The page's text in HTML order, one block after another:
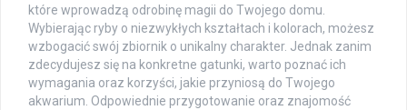
które wprowadzą odrobinę magii do Twojego domu.
Wybierając ryby o niezwykłych kształtach i kolorach, możesz
wzbogacić swój zbiornik o unikalny charakter. Jednak zanim
zdecydujesz się na konkretne gatunki, warto poznać ich
wymagania oraz korzyści, jakie przyniosą do Twojego
akwarium. Odpowiednie przygotowanie oraz znajomość